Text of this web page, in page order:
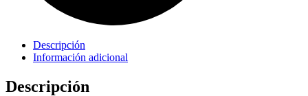
Descripción
Información adicional
Descripción